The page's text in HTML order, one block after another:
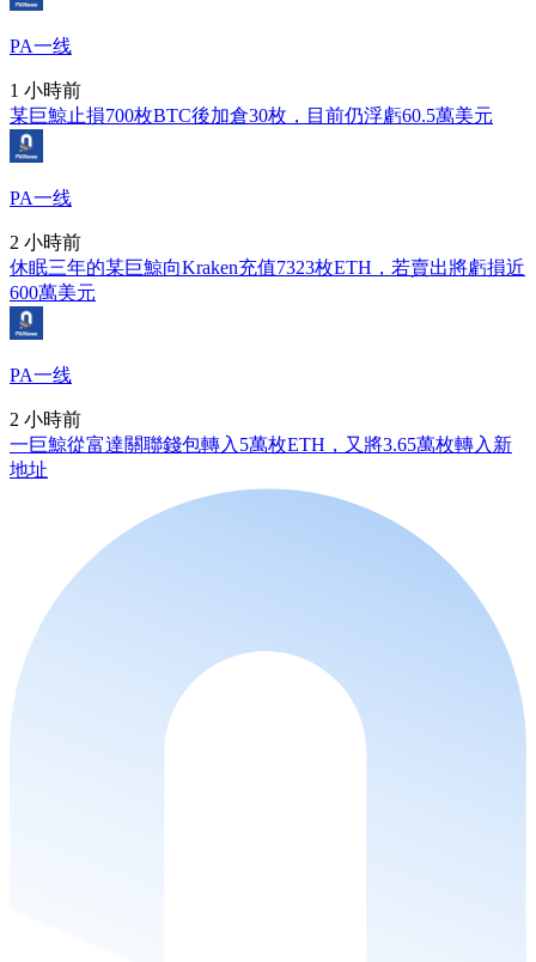
PA一线
1 小時前
某巨鯨止損700枚BTC後加倉30枚，目前仍浮虧60.5萬美元
PA一线
2 小時前
休眠三年的某巨鯨向Kraken充值7323枚ETH，若賣出將虧損近
600萬美元
PA一线
2 小時前
一巨鯨從富達關聯錢包轉入5萬枚ETH，又將3.65萬枚轉入新
地址